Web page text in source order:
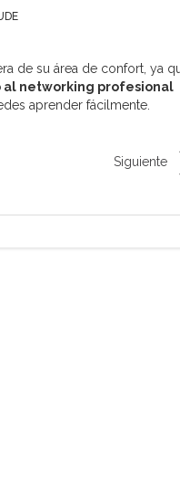
de su área de confort, ya
al networking profesional
aprender fácilmente.
Siguiente